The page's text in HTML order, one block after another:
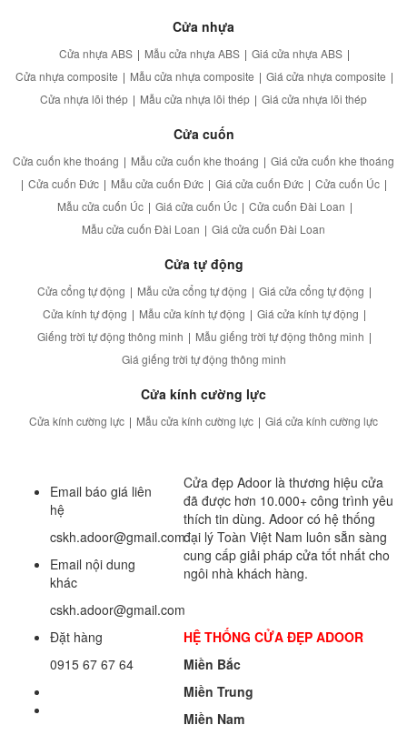
Cửa nhựa
Cửa nhựa ABS | Mẫu cửa nhựa ABS | Giá cửa nhựa ABS |
Cửa nhựa composite | Mẫu cửa nhựa composite | Giá cửa nhựa composite |
Cửa nhựa lõi thép | Mẫu cửa nhựa lõi thép | Giá cửa nhựa lõi thép
Cửa cuốn
Cửa cuốn khe thoáng | Mẫu cửa cuốn khe thoáng | Giá cửa cuốn khe thoáng
| Cửa cuốn Đức | Mẫu cửa cuốn Đức | Giá cửa cuốn Đức | Cửa cuốn Úc |
Mẫu cửa cuốn Úc | Giá cửa cuốn Úc | Cửa cuốn Đài Loan |
Mẫu cửa cuốn Đài Loan | Giá cửa cuốn Đài Loan
Cửa tự động
Cửa cổng tự động | Mẫu cửa cổng tự động | Giá cửa cổng tự động |
Cửa kính tự động | Mẫu cửa kính tự động | Giá cửa kính tự động |
Giếng trời tự động thông minh | Mẫu giếng trời tự động thông minh |
Giá giếng trời tự động thông minh
Cửa kính cường lực
Cửa kính cường lực | Mẫu cửa kính cường lực | Giá cửa kính cường lực
Email báo giá liên
hệ
cskh.adoor@gmail.com
Email nội dung
khác
cskh.adoor@gmail.com
Đặt hàng
0915 67 67 64
Cửa đẹp Adoor là thương hiệu cửa
đã được hơn 10.000+ công trình yêu
thích tin dùng. Adoor có hệ thống
đại lý Toàn Việt Nam luôn sẵn sàng
cung cấp giải pháp cửa tốt nhất cho
ngôi nhà khách hàng.
HỆ THỐNG CỬA ĐẸP ADOOR
Miền Bắc
Miền Trung
Miền Nam